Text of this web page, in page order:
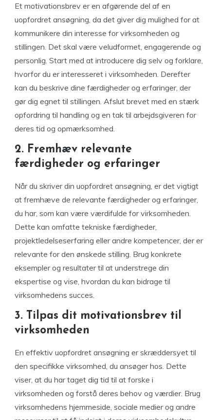
Et motivationsbrev er en afgørende del af en
uopfordret ansøgning, da det giver dig mulighed for at
kommunikere din interesse for virksomheden og
stillingen. Det skal være veludformet, engagerende og
personlig. Start med at introducere dig selv og forklare,
hvorfor du er interesseret i virksomheden. Derefter
kan du beskrive dine færdigheder og erfaringer, der
gør dig egnet til stillingen. Afslut brevet med en stærk
opfordring til handling og en tak til arbejdsgiveren for
deres tid og opmærksomhed.
2. Fremhæv relevante
færdigheder og erfaringer
Når du skriver din uopfordret ansøgning, er det vigtigt
at fremhæve de relevante færdigheder og erfaringer,
du har, som kan være værdifulde for virksomheden.
Dette kan omfatte tekniske færdigheder,
projektledelseserfaring eller andre kompetencer, der er
relevante for den ønskede stilling. Brug konkrete
eksempler og resultater til at understrege din
ekspertise og vise, hvordan du kan bidrage til
virksomhedens succes.
3. Tilpas dit motivationsbrev til
virksomheden
En effektiv uopfordret ansøgning er skræddersyet til
den specifikke virksomhed, du ansøger hos. Dette
viser, at du har taget dig tid til at forske i
virksomheden og forstå deres behov og værdier. Brug
virksomhedens hjemmeside, sociale medier og andre